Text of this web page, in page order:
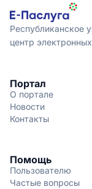
Республиканское
центр
Портал
О портале
Новости
Контакты
Помощь
Пользователю
Частые вопросы